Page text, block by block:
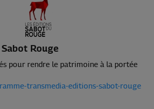
Rouge
pour rendre le patrimoine à la portée
transmedia-editions-sabot-rouge